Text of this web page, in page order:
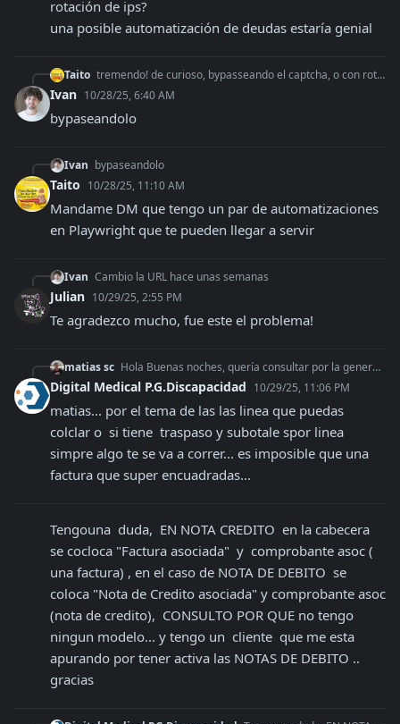
rotación de ips?
una posible automatización de deudas estaría genial
Taito tremendo! de curioso, bypasseando el captcha, o con rotación de ips? una posible automatización de deudas estaría genial
Ivan 10/28/25, 6:40 AM
bypaseandolo
Ivan bypaseandolo
Taito 10/28/25, 11:10 AM
Mandame DM que tengo un par de automatizaciones
en Playwright que te pueden llegar a servir
Ivan Cambio la URL hace unas semanas
Julian 10/29/25, 2:55 PM
Te agradezco mucho, fue este el problema!
matias sc Hola Buenas noches, quería consultar por la generacion de pdf del endpoint: https://app.afipsdk.com/api/v1/pdfs, desarrolle todo el proceso de generacion de fa
Digital Medical P.G.Discapacidad 10/29/25, 11:06 PM
matias... por el tema de las las linea que puedas
colclar o  si tiene  traspaso y subotale spor linea
simpre algo te se va a correr... es imposible que una
factura que super encuadradas...
Tengouna  duda,  EN NOTA CREDITO  en la cabecera
se cocloca "Factura asociada"  y  comprobante asoc (
una factura) , en el caso de NOTA DE DEBITO  se
coloca "Nota de Credito asociada" y comprobante asoc
(nota de credito),  CONSULTO POR QUE no tengo
ningun modelo... y tengo un  cliente  que me esta
apurando por tener activa las NOTAS DE DEBITO ..
gracias